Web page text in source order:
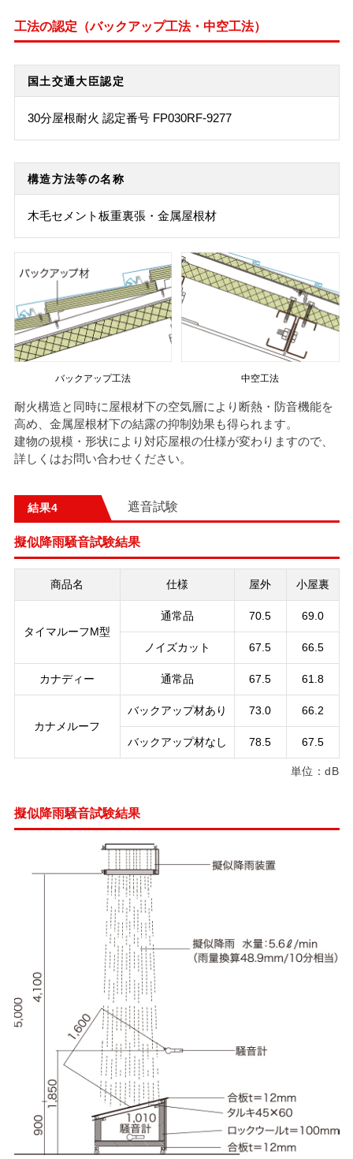
工法の認定（バックアップ工法・中空工法）
国土交通大臣認定
30分屋根耐火 認定番号 FP030RF-9277
構造方法等の名称
木毛セメント板重裏張・金属屋根材
バックアップ工法 中空工法
耐火構造と同時に屋根材下の空気層により断熱・防音機能を
高め、金属屋根材下の結露の抑制効果も得られます。
建物の規模・形状により対応屋根の仕様が変わりますので、
詳しくはお問い合わせください。
結果 遮音試験
擬似降雨騒音試験結果
商品名 仕様 屋外 小屋裏
タイマルーフM型
通常品 70.5 69.0
ノイズカット 67.5 66.5
カナディー 通常品 67.5 61.8
カナメルーフ
バックアップ材あり 73.0 66.2
バックアップ材なし 78.5 67.5
単位：dB
擬似降雨騒音試験結果